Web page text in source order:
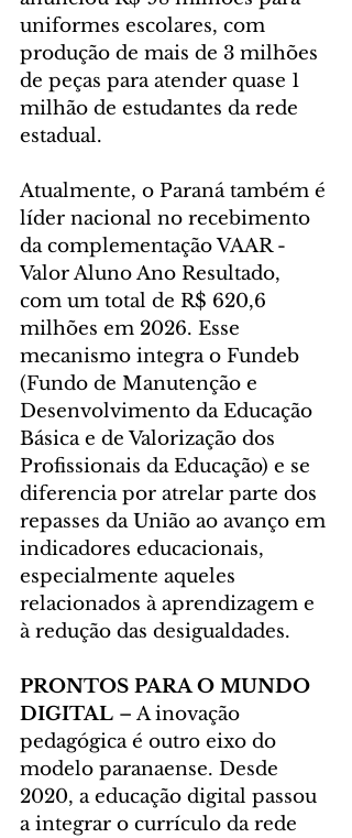
uniformes escolares, com
produção de mais de 3 milhões
de peças para atender quase 1
milhão de estudantes da rede
estadual.
Atualmente, o Paraná também é
líder nacional no recebimento
da complementação VAAR -
Valor Aluno Ano Resultado,
com um total de R$ 620,6
milhões em 2026. Esse
mecanismo integra o Fundeb
(Fundo de Manutenção e
Desenvolvimento da Educação
Básica e de Valorização dos
Profissionais da Educação) e se
diferencia por atrelar parte dos
repasses da União ao avanço em
indicadores educacionais,
especialmente aqueles
relacionados à aprendizagem e
à redução das desigualdades.
PRONTOS PARA O MUNDO
DIGITAL – A inovação
pedagógica é outro eixo do
modelo paranaense. Desde
2020, a educação digital passou
a integrar o currículo da rede